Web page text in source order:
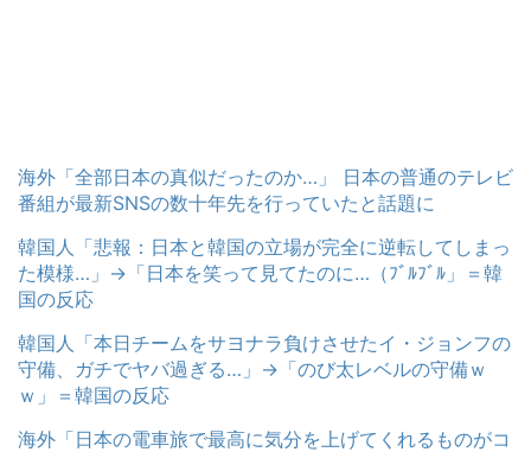
海外「全部日本の真似だったのか…」 日本の普通のテレビ
番組が最新SNSの数十年先を行っていたと話題に
韓国人「悲報：日本と韓国の立場が完全に逆転してしまっ
た模様…」→「日本を笑って見てたのに…（ﾌﾞﾙﾌﾞﾙ」＝韓
国の反応
韓国人「本日チームをサヨナラ負けさせたイ・ジョンフの
守備、ガチでヤバ過ぎる…」→「のび太レベルの守備ｗ
ｗ」＝韓国の反応
海外「日本の電車旅で最高に気分を上げてくれるものがコ